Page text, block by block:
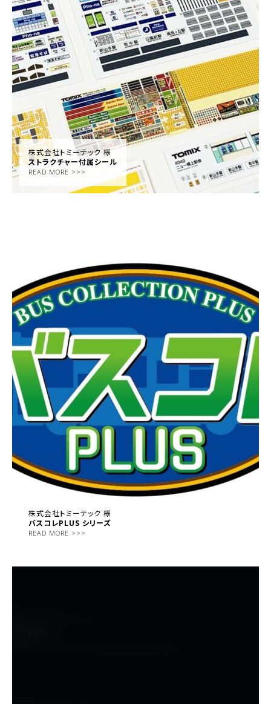
株式会社トミーテック 様
ストラクチャー付属シール
READ MORE >>>
株式会社トミーテック 様
バスコレPLUS シリーズ
READ MORE >>>